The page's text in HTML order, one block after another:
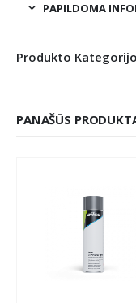
PAPILDOMA
Produkto
PANAŠŪS